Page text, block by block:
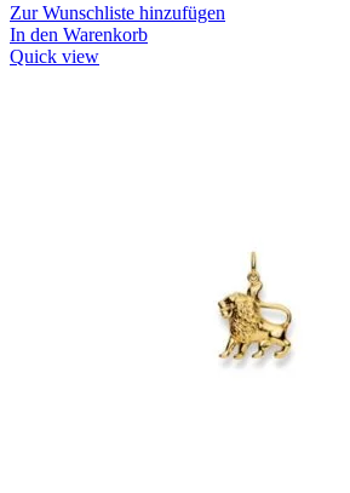
Zur Wunschliste hinzufügen
In den Warenkorb
Quick view